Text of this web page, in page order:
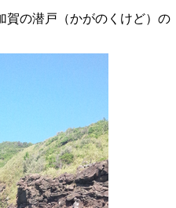
賀の潜戸（かがのくけど）の